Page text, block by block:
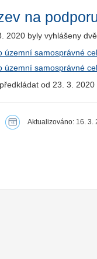
na
2020 byly vyhlášeny
územní samosprávné
územní samosprávné
od 23. 3. 2020
Aktualizováno: 16. 3.